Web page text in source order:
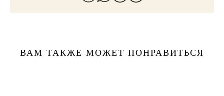
ВАМ ТАКЖЕ МОЖЕТ ПОНРАВИТЬСЯ